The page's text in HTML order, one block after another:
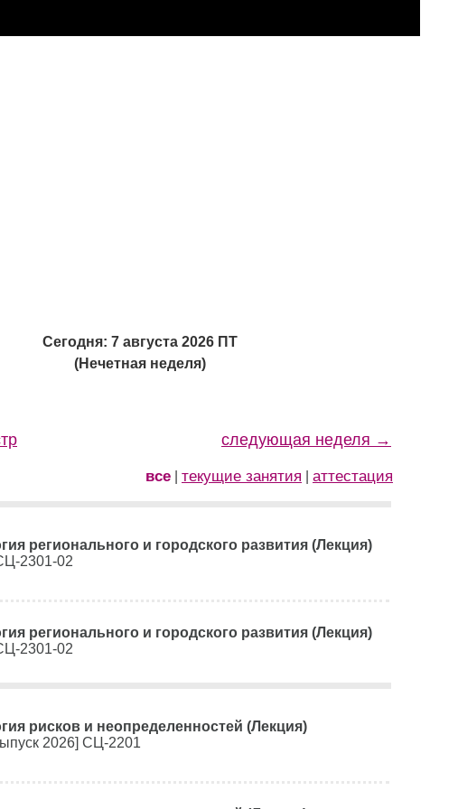
Сегодня: 7 августа 2026 ПТ
(Нечетная неделя)
следующая неделя →
все текущие занятия аттестация
регионального и городского развития (Лекция)
2301-02
регионального и городского развития (Лекция)
2301-02
рисков и неопределенностей (Лекция)
2026] СЦ-2201